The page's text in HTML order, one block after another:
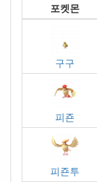
포켓몬
구구
피죤
피죤투